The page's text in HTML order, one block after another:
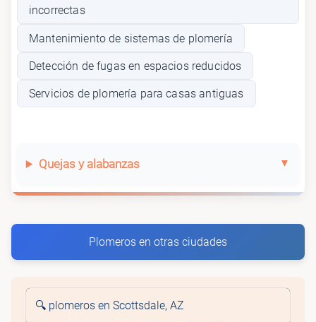
incorrectas
Mantenimiento de sistemas de plomería
Detección de fugas en espacios reducidos
Servicios de plomería para casas antiguas
Quejas y alabanzas
Plomeros en otras ciudades
🔍 plomeros en Scottsdale, AZ